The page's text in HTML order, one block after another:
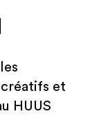
et
HUUS